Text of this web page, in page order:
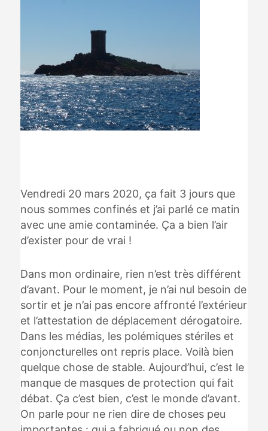
Vendredi 20 mars 2020, ça fait 3 jours que
nous sommes confinés et j’ai parlé ce matin
avec une amie contaminée. Ça a bien l’air
d’exister pour de vrai !
Dans mon ordinaire, rien n’est très différent
d’avant. Pour le moment, je n’ai nul besoin de
sortir et je n’ai pas encore affronté l’extérieur
et l’attestation de déplacement dérogatoire.
Dans les médias, les polémiques stériles et
conjoncturelles ont repris place. Voilà bien
quelque chose de stable. Aujourd’hui, c’est le
manque de masques de protection qui fait
débat. Ça c’est bien, c’est le monde d’avant.
On parle pour ne rien dire de choses peu